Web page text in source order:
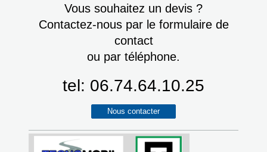
Vous souhaitez un devis ?
Contactez-nous par le formulaire de
contact
ou par téléphone.
tel: 06.74.64.10.25
Nous contacter